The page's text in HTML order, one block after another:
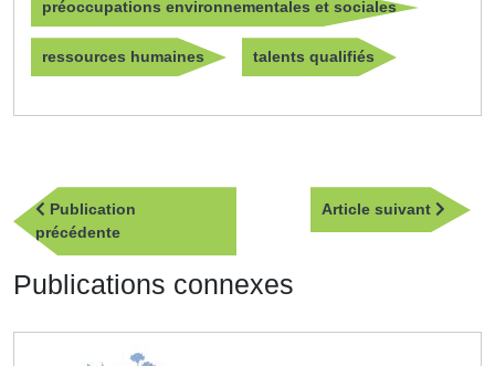
préoccupations environnementales et sociales
ressources humaines talents qualifiés
Navigation
de
l’article
Publication
précédentePublication
précédente
Article suivant
Article
Publications connexes